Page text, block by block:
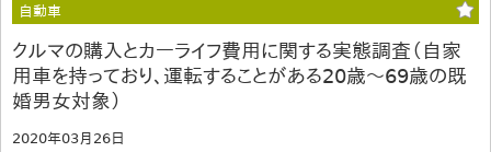
自動車
クルマの購入とカーライフ費用に関する実態調査（自家
用車を持っており、運転することがある20歳～69歳の既
婚男女対象）
2020年03月26日